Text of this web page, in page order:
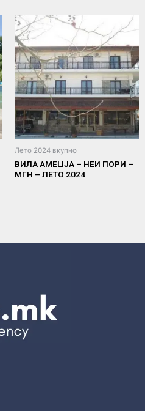
Лето 2024 вкупно
ВИЛА AMELIJA – НЕИ ПОРИ –
МГН – ЛЕТО 2024